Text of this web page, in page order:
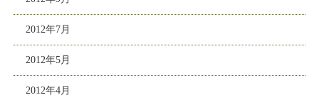
2012年7月
2012年5月
2012年4月